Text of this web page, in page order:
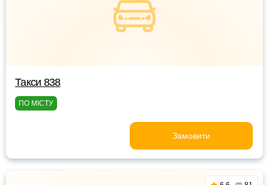
Такси 838
ПО МІСТУ
Замовити